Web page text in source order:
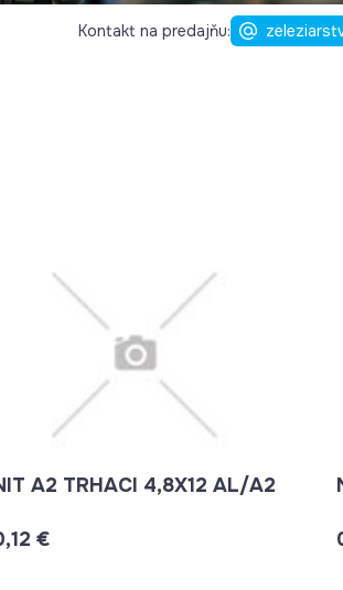
Kontakt na predajňu:
A2 TRHACI 4,8X12 AL/A2
€